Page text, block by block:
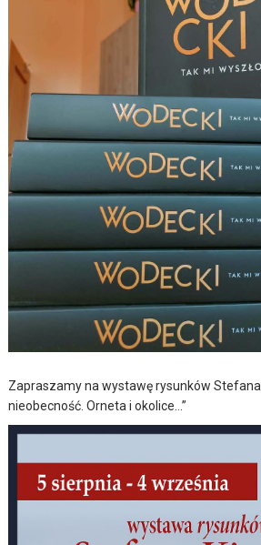
Zapraszamy na wystawę rysunków Stefana
nieobecność. Orneta i okolice…”